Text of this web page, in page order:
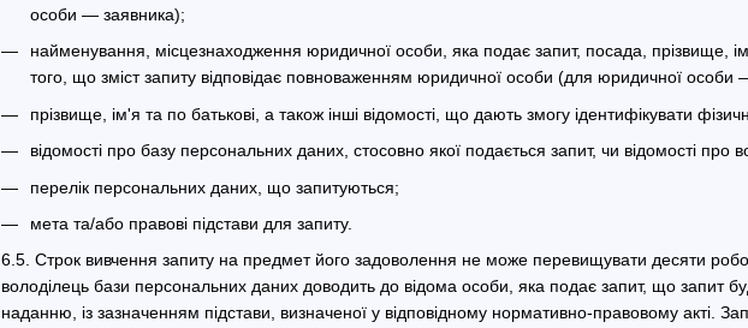
особи — заявника);
найменування, місцезнаходження юридичної особи, яка подає запит, посада, прізвище,
того, що зміст запиту відповідає повноваженням юридичної особи (для юридичної особи
прізвище, ім'я та по батькові, а також інші відомості, що дають змогу ідентифікувати
відомості про базу персональних даних, стосовно якої подається запит, чи відомості
перелік персональних даних, що запитуються;
мета та/або правові підстави для запиту.
6.5. Строк вивчення запиту на предмет його задоволення не може перевищувати десяти
володілець бази персональних даних доводить до відома особи, яка подає запит, що запит
наданню, із зазначенням підстави, визначеної у відповідному нормативно-правовому акті.